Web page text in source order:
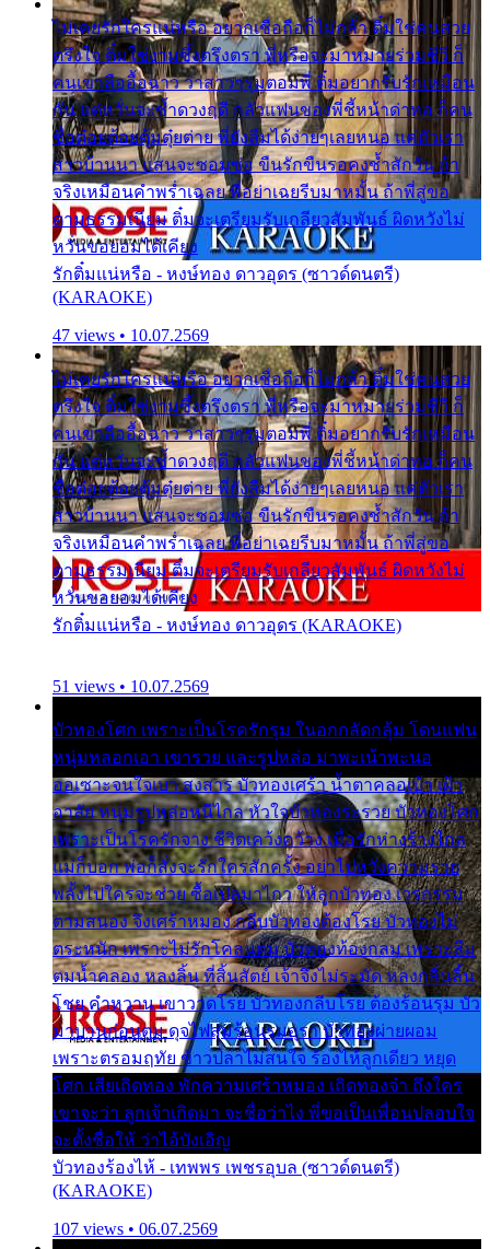
ไม่เคยรักใครแน่หรือ อยากเชื่อถือก็ไม่กล้า ติ๋มใช่คนสวย
ตรึงใจ ติ๋มใช่งามซึ้งตรึงตรา พี่หรือจะมาหมายร่วมชีวี ก็
คนเขาลืออื้อฉาว ว่าสาวๆรุมตอมพี่ ติ๋มอยากรับรักเหมือน
กัน แต่หวั่นจะช้ำดวงฤดี กลัวแฟนของพี่ชี้หน้าด่าทอ ก็คน
ชื่อต๋อยต้อยตุ้มตุ๋ยต่าย พี่ยังลืมได้ง่ายๆเลยหนอ แค่ตัวเรา
สาวบ้านนา แสนจะซอมซ่อ ขืนรักขืนรอคงช้ำสักวัน ถ้า
จริงเหมือนคำพร่ำเฉลย พี่อย่าเฉยรีบมาหมั้น ถ้าพี่สู่ขอ
ตามธรรมเนียม ติ๋มจะเตรียมรับเกลียวสัมพันธ์ ผิดหวังไม่
หวั่นขอยอมได้เคียง
รักติ๋มแน่หรือ - หงษ์ทอง ดาวอุดร (ซาวด์ดนตรี)
(KARAOKE)
47 views • 10.07.2569
ไม่เคยรักใครแน่หรือ อยากเชื่อถือก็ไม่กล้า ติ๋มใช่คนสวย
ตรึงใจ ติ๋มใช่งามซึ้งตรึงตรา พี่หรือจะมาหมายร่วมชีวี ก็
คนเขาลืออื้อฉาว ว่าสาวๆรุมตอมพี่ ติ๋มอยากรับรักเหมือน
กัน แต่หวั่นจะช้ำดวงฤดี กลัวแฟนของพี่ชี้หน้าด่าทอ ก็คน
ชื่อต๋อยต้อยตุ้มตุ๋ยต่าย พี่ยังลืมได้ง่ายๆเลยหนอ แค่ตัวเรา
สาวบ้านนา แสนจะซอมซ่อ ขืนรักขืนรอคงช้ำสักวัน ถ้า
จริงเหมือนคำพร่ำเฉลย พี่อย่าเฉยรีบมาหมั้น ถ้าพี่สู่ขอ
ตามธรรมเนียม ติ๋มจะเตรียมรับเกลียวสัมพันธ์ ผิดหวังไม่
หวั่นขอยอมได้เคียง
รักติ๋มแน่หรือ - หงษ์ทอง ดาวอุดร (KARAOKE)
51 views • 10.07.2569
บัวทองโศก เพราะเป็นโรครักรุม ในอกกลัดกลุ้ม โดนแฟน
หนุ่มหลอกเอา เขารวย และรูปหล่อ มาพะเน้าพะนอ
ออเซาะจนใจเบา สงสาร บัวทองเศร้า น้ำตาคลอเบ้า เฝ้า
อาลัย หนุ่มรูปหล่อหนีไกล หัวใจบัวทองระรวย บัวทองโศก
เพราะเป็นโรครักจาง ชีวิตเคว้งคว้าง เมื่อรักห่างร้างไกล
แม่ก็บอก พ่อก็สั่งจะรักใครสักครั้ง อย่าไปหวังความรวย
พลั้งไปใครจะช่วย ซื้อเปลมาไกว ให้ลูกบัวทอง เวรกรรม
ตามสนอง จึงเศร้าหมอง กลีบบัวทองต้องโรย บัวทองไม่
ตระหนัก เพราะไม่รักโคลนตม บัวทองท้องกลม เพราะลืม
ตมน้ำคลอง หลงลิ้น ที่สิ้นสัตย์ เจ้าจึงไม่ระมัด หลงกลิ่นลิ้น
โชย คำหวาน เขาวาดโรย บัวทองกลีบโรย ต้องร้อนรุม บัว
มาบานก่อนตูม ดุจไฟสุมร้อนรุมอุรา บัวทองผ่ายผอม
เพราะตรอมฤทัย ข้าวปลาไม่สนใจ ร้องไห้ลูกเดียว หยุด
โศก เสียเถิดทอง พักความเศร้าหมอง เถิดทองจ๋า ถึงใคร
เขาจะว่า ลูกเจ้าเกิดมา จะชื่อว่าไง พี่ขอเป็นเพื่อนปลอบใจ
จะตั้งชื่อให้ ว่าไอ้บังเอิญ
บัวทองร้องไห้ - เทพพร เพชรอุบล (ซาวด์ดนตรี)
(KARAOKE)
107 views • 06.07.2569